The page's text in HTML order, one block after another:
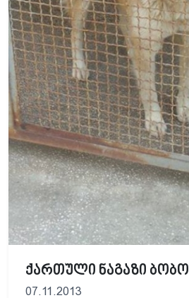
ქართული ნაგაზი ბობო
07.11.2013